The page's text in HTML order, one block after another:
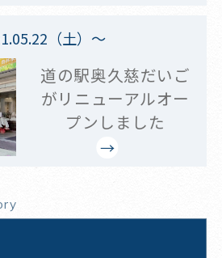
（土）～
道の駅奥久慈だいご
がリニューアルオー
プンしました